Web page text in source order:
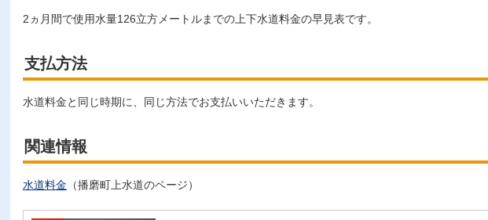
2ヵ月間で使用水量126立方メートルまでの上下水道料金の早見表です。
支払方法
水道料金と同じ時期に、同じ方法でお支払いいただきます。
関連情報
水道料金 （播磨町上水道のページ）